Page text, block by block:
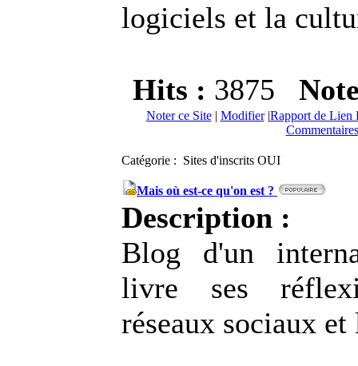
logiciels et la
Hits : 3875
Noter ce Site| Modifier|Rapport de Lien
Catégorie : Sites d'inscrits OUI
Mais où est-ce qu'on est ?
Description :
Blog d'un
livre ses
réseaux sociaux et